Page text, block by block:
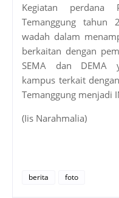
Kegiatan perdana
Temanggung tahun
wadah dalam
berkaitan dengan
SEMA dan DEMA
kampus terkait
Temanggung menjadi
(Iis Narahmalia)
berita foto